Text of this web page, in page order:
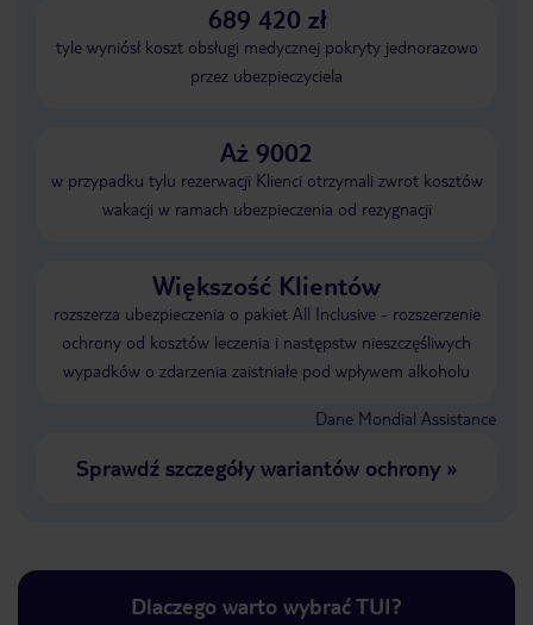
689 420 zł
tyle wyniósł koszt obsługi medycznej pokryty jednorazowo
przez ubezpieczyciela
Aż 9002
w przypadku tylu rezerwacji Klienci otrzymali zwrot kosztów
wakacji w ramach ubezpieczenia od rezygnacji
Większość Klientów
rozszerza ubezpieczenia o pakiet All Inclusive - rozszerzenie
ochrony od kosztów leczenia i następstw nieszczęśliwych
wypadków o zdarzenia zaistniałe pod wpływem alkoholu
Dane Mondial Assistance
Sprawdź szczegóły wariantów ochrony»
Dlaczego warto wybrać TUI?